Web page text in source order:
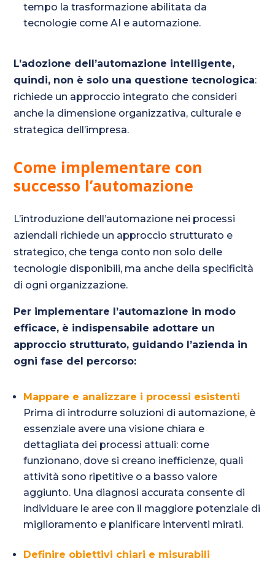
tempo la trasformazione abilitata da
tecnologie come AI e automazione.
L’adozione dell’automazione intelligente,
quindi, non è solo una questione tecnologica:
richiede un approccio integrato che consideri
anche la dimensione organizzativa, culturale e
strategica dell’impresa.
Come implementare con
successo l’automazione
L’introduzione dell’automazione nei processi
aziendali richiede un approccio strutturato e
strategico, che tenga conto non solo delle
tecnologie disponibili, ma anche della specificità
di ogni organizzazione.
Per implementare l’automazione in modo
efficace, è indispensabile adottare un
approccio strutturato, guidando l’azienda in
ogni fase del percorso:
Mappare e analizzare i processi esistenti
Prima di introdurre soluzioni di automazione, è
essenziale avere una visione chiara e
dettagliata dei processi attuali: come
funzionano, dove si creano inefficienze, quali
attività sono ripetitive o a basso valore
aggiunto. Una diagnosi accurata consente di
individuare le aree con il maggiore potenziale di
miglioramento e pianificare interventi mirati.
Definire obiettivi chiari e misurabili